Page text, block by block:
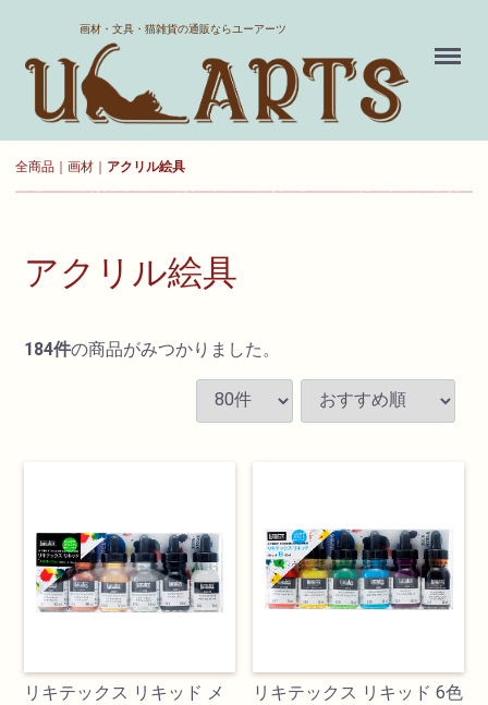
画材・文具・猫雑貨の通販ならユーアーツ
Menu
全商品 画材 アクリル絵具
アクリル絵具
184件の商品がみつかりました。
リキテックス リキッド メ
リキテックス リキッド 6色
ホーム
送料について
新規会員登録
カート